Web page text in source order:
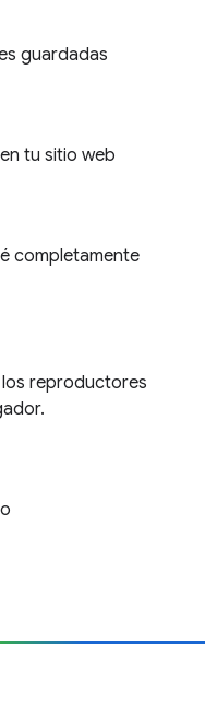
guardadas
tu sitio web
completamente
reproductores